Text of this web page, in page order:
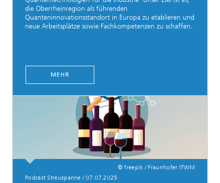
die Oberrheinregion als führenden
Quanteninnovationsstandort in Europa zu etablieren und
neue Arbeitsplätze sowie Fachkompetenzen zu schaffen.
MEHR
© freepik / Fraunhofer ITWM
Podcast Streuspanne / 07.07.2025